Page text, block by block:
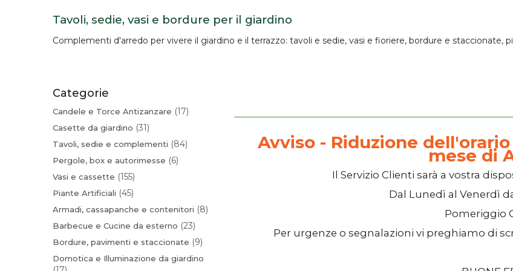
Tavoli, sedie, vasi e bordure per il giardino
Complementi d'arredo per vivere il giardino e il terrazzo: tavoli e sedie, vasi e fioriere, bordure e staccionate,
Categorie
Candele e Torce Antizanzare 17
Casette da giardino 31
Tavoli, sedie e complementi 84
Pergole, box e autorimesse 6
Vasi e cassette 155
Piante Artificiali 45
Armadi, cassapanche e contenitori 8
Barbecue e Cucine da esterno 23
Bordure, pavimenti e staccionate 9
Domotica e Illuminazione da giardino
Avviso - Riduzione
mese di
Il Servizio Clienti sarà a vostra
Dal Lunedì al Venerdì
Pomeriggio
Per urgenze o segnalazioni vi preghiamo di